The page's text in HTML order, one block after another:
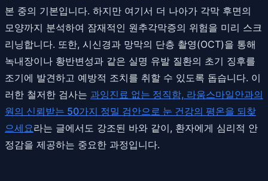
본 중의 기본입니다. 하지만 여기서 더 나아가 각막 후면의
모양까지 분석하여 잠재적인 원추각막증의 위험을 미리 스크
리닝합니다. 또한, 시신경과 망막의 단층 촬영(OCT)을 통해
녹내장이나 황반변성과 같은 실명 유발 질환의 초기 징후를
조기에 발견하고 예방적 조치를 취할 수 있도록 돕습니다. 이
러한 철저한 검사는 과잉진료 없는 정직함, 라움스마일안과의
원의 신뢰받는 50가지 정밀 검안으로 눈 건강의 평온을 되찾
으세요라는 글에서도 강조된 바와 같이, 환자에게 심리적 안
정감을 제공하는 중요한 과정입니다.